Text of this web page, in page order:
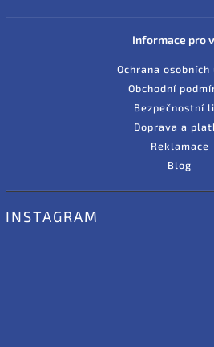
Informace pro
Ochrana osobních
Obchodní
Bezpečnostní
Doprava a
Reklamace
Blog
INSTAGRAM